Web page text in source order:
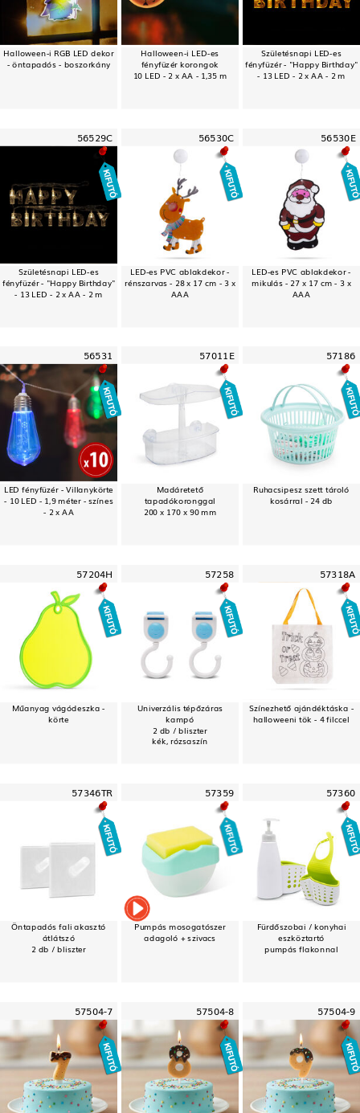
Halloween-i RGB LED dekor
- öntapadós - boszorkány
Halloween-i LED-es
fényfüzér korongok
10 LED - 2 x AA - 1,35 m
Születésnapi LED-es
fényfüzér - "Happy Birthday"
- 13 LED - 2 x AA - 2 m
56529C
Születésnapi LED-es
fényfüzér - "Happy Birthday"
- 13 LED - 2 x AA - 2 m
56530C
LED-es PVC ablakdekor -
rénszarvas - 28 x 17 cm - 3 x
AAA
56530E
LED-es PVC ablakdekor -
mikulás - 27 x 17 cm - 3 x
AAA
56531
LED fényfüzér - Villanykörte
- 10 LED - 1,9 méter - színes
- 2 x AA
57011E
Madáretető
tapadókoronggal
200 x 170 x 90 mm
57186
Ruhacsipesz szett tároló
kosárral - 24 db
57204H
Műanyag vágódeszka -
körte
57258
Univerzális tépőzáras
kampó
2 db / bliszter
kék, rózsaszín
57318A
Színezhető ajándéktáska -
halloweeni tök - 4 filccel
57346TR
Öntapadós fali akasztó
átlátszó
2 db / bliszter
57359
Pumpás mosogatószer
adagoló + szivacs
57360
Fürdőszobai / konyhai
eszköztartó
pumpás flakonnal
57504-7 57504-8 57504-9